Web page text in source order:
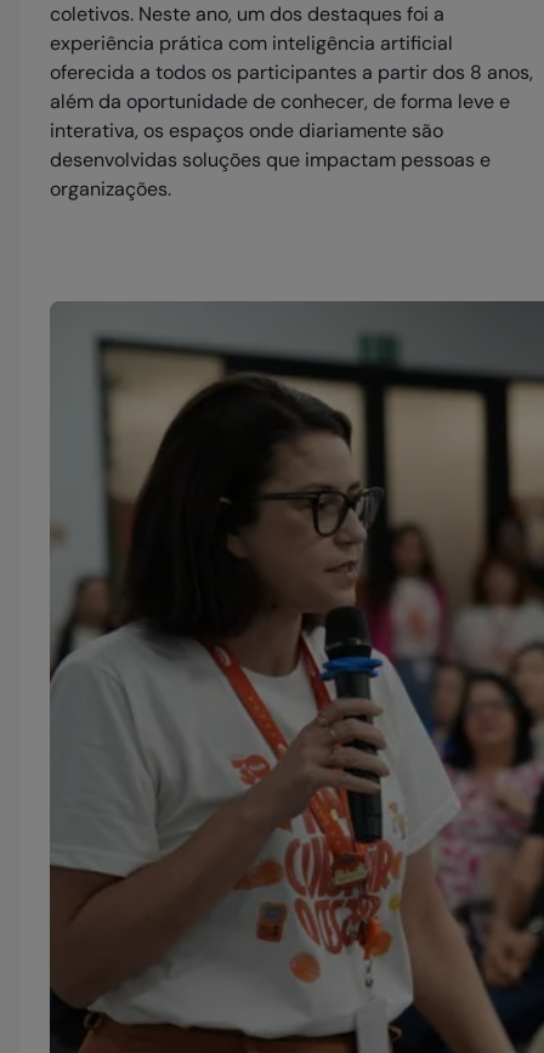
coletivos. Neste ano, um dos destaques foi a
experiência prática com inteligência artificial
oferecida a todos os participantes a partir dos 8 anos,
além da oportunidade de conhecer, de forma leve e
interativa, os espaços onde diariamente são
desenvolvidas soluções que impactam pessoas e
organizações.